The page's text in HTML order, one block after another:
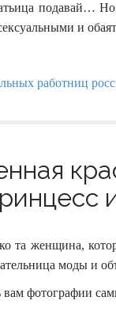
подавай… Но
и
та женщина,
моды и
фотографии